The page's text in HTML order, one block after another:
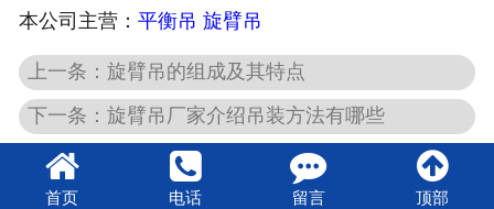
本公司主营： 平衡吊 旋臂吊
上一条：旋臂吊的组成及其特点
下一条：旋臂吊厂家介绍吊装方法有哪些
首页 电话 留言 顶部